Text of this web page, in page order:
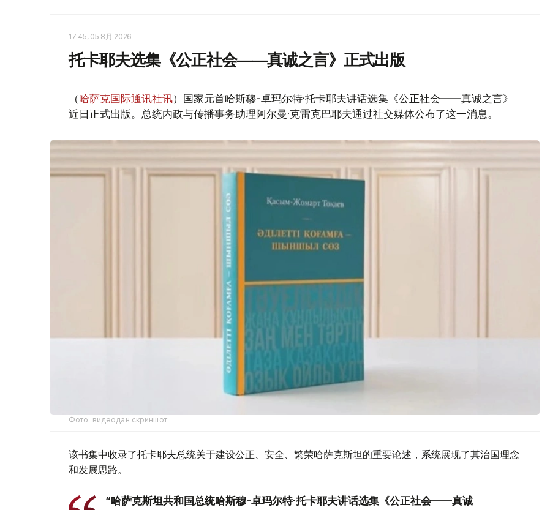
17:45, 05 8月 2026
托卡耶夫选集《公正社会——真诚之言》正式出版
（哈萨克国际通讯社讯）国家元首哈斯穆-卓玛尔特·托卡耶夫讲话选集《公正社会——真诚之言》
近日正式出版。总统内政与传播事务助理阿尔曼·克雷克巴耶夫通过社交媒体公布了这一消息。
Фото: видеодан скриншот
该书集中收录了托卡耶夫总统关于建设公正、安全、繁荣哈萨克斯坦的重要论述，系统展现了其治国理念
和发展思路。
“哈萨克斯坦共和国总统哈斯穆-卓玛尔特·托卡耶夫讲话选集《公正社会——真诚